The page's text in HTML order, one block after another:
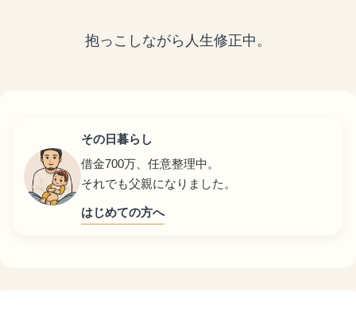
抱っこしながら人生修正中。
その日暮らし
借金700万、任意整理中。
それでも父親になりました。
はじめての方へ